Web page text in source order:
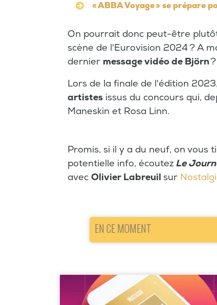
« ABBA Voyage » se prépare
On pourrait donc peut-être
scène de l'Eurovision 2024 ? A
dernier message vidéo de Björn?
Lors de la finale de l'édition
artistes issus du concours qui,
Maneskin et Rosa Linn.
Promis, si il y a du neuf, on vous
potentielle info, écoutez Le
avec Olivier Labreuil sur
EN CE MOMENT